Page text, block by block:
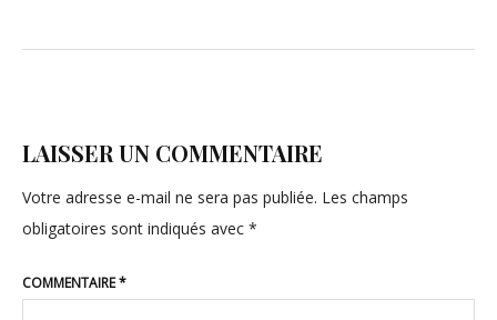
LAISSER UN COMMENTAIRE
Votre adresse e-mail ne sera pas publiée. Les champs
obligatoires sont indiqués avec *
COMMENTAIRE*